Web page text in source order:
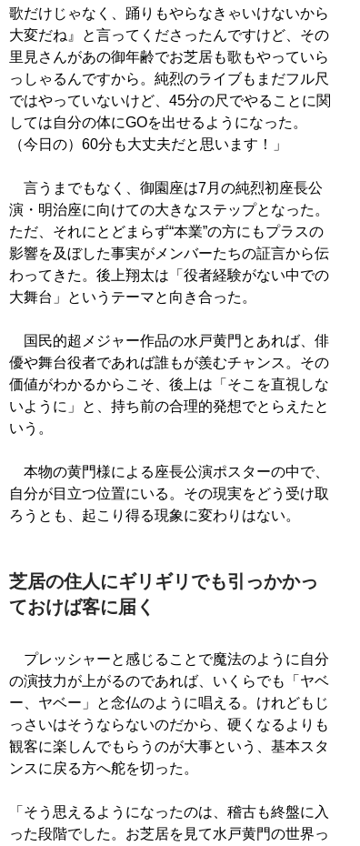
歌だけじゃなく、踊りもやらなきゃいけないから
大変だね』と言ってくださったんですけど、その
里見さんがあの御年齢でお芝居も歌もやっていら
っしゃるんですから。純烈のライブもまだフル尺
ではやっていないけど、45分の尺でやることに関
しては自分の体にGOを出せるようになった。
（今日の）60分も大丈夫だと思います！」
言うまでもなく、御園座は7月の純烈初座長公
演・明治座に向けての大きなステップとなった。
ただ、それにとどまらず“本業”の方にもプラスの
影響を及ぼした事実がメンバーたちの証言から伝
わってきた。後上翔太は「役者経験がない中での
大舞台」というテーマと向き合った。
国民的超メジャー作品の水戸黄門とあれば、俳
優や舞台役者であれば誰もが羨むチャンス。その
価値がわかるからこそ、後上は「そこを直視しな
いように」と、持ち前の合理的発想でとらえたと
いう。
本物の黄門様による座長公演ポスターの中で、
自分が目立つ位置にいる。その現実をどう受け取
ろうとも、起こり得る現象に変わりはない。
芝居の住人にギリギリでも引っかかっ
ておけば客に届く
プレッシャーと感じることで魔法のように自分
の演技力が上がるのであれば、いくらでも「ヤベ
ー、ヤベー」と念仏のように唱える。けれどもじ
っさいはそうならないのだから、硬くなるよりも
観客に楽しんでもらうのが大事という、基本スタ
ンスに戻る方へ舵を切った。
「そう思えるようになったのは、稽古も終盤に入
った段階でした。お芝居を見て水戸黄門の世界っ